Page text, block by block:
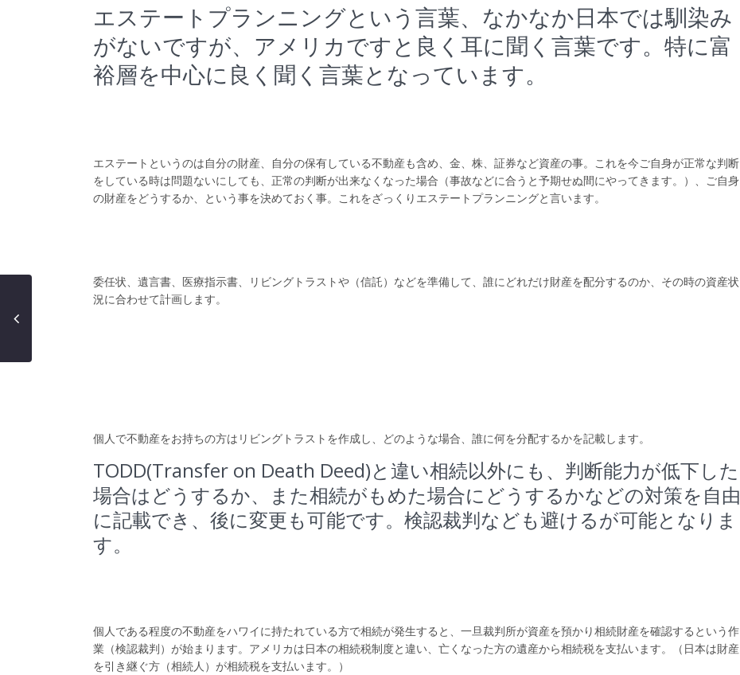
エステートプランニングという言葉、なかなか日本では馴染み
がないですが、アメリカですと良く耳に聞く言葉です。特に富
裕層を中心に良く聞く言葉となっています。
エステートというのは自分の財産、自分の保有している不動産も含め、金、株、証券など資産の事。これを今ご自身が正常な判断
をしている時は問題ないにしても、正常の判断が出来なくなった場合（事故などに合うと予期せぬ間にやってきます。）、ご自身
の財産をどうするか、という事を決めておく事。これをざっくりエステートプランニングと言います。
委任状、遺言書、医療指示書、リビングトラストや（信託）などを準備して、誰にどれだけ財産を配分するのか、その時の資産状
況に合わせて計画します。
個人で不動産をお持ちの方はリビングトラストを作成し、どのような場合、誰に何を分配するかを記載します。
TODD(Transfer on Death Deed)と違い相続以外にも、判断能力が低下した
場合はどうするか、また相続がもめた場合にどうするかなどの対策を自由
に記載でき、後に変更も可能です。検認裁判なども避けるが可能となりま
す。
個人である程度の不動産をハワイに持たれている方で相続が発生すると、一旦裁判所が資産を預かり相続財産を確認するという作
業（検認裁判）が始まります。アメリカは日本の相続税制度と違い、亡くなった方の遺産から相続税を支払います。（日本は財産
を引き継ぐ方（相続人）が相続税を支払います。）